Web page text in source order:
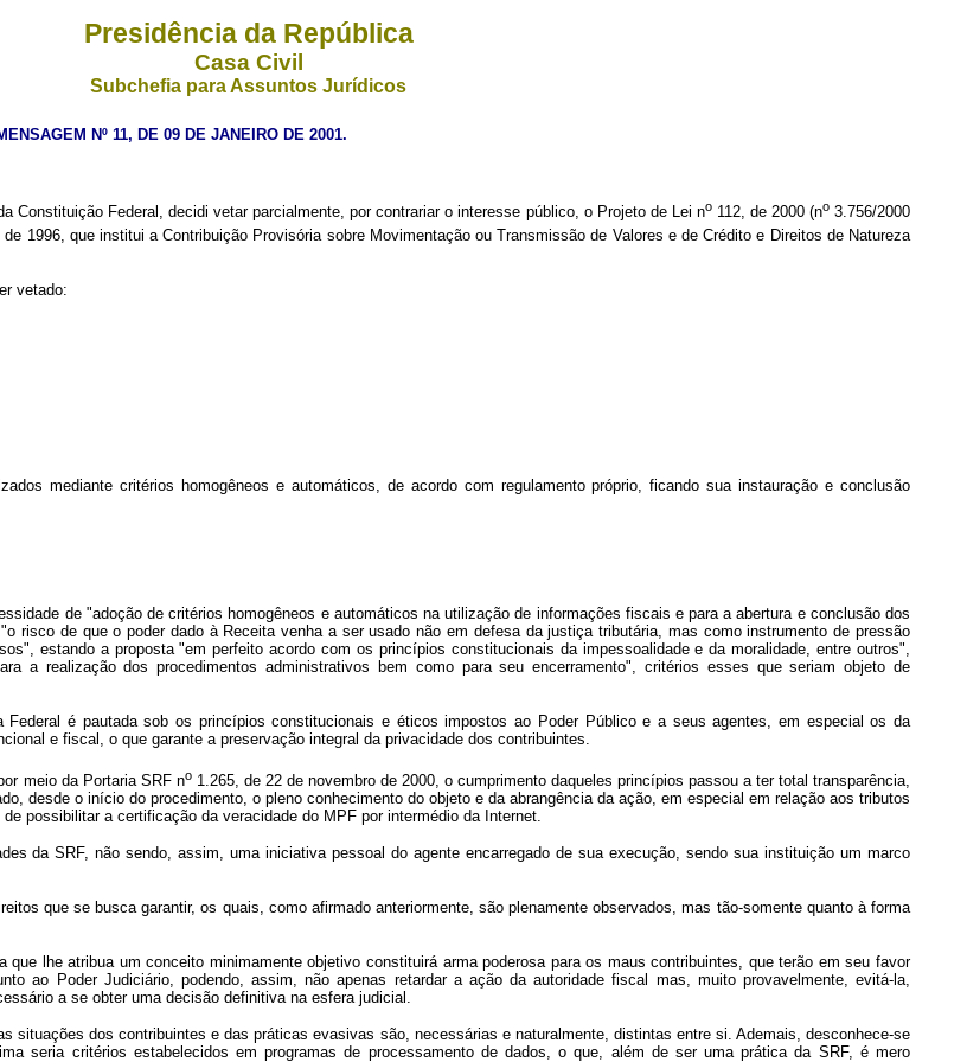
Presidência da República
Casa Civil
Subchefia para Assuntos Jurídicos
Nº 11, DE 09 DE JANEIRO DE 2001.
Constituição Federal, decidi vetar parcialmente, por contrariar o interesse público, o Projeto de Lei no112, de 2000 (no3.756/2000
1996, que institui a Contribuição Provisória sobre Movimentação ou Transmissão de Valores e de Crédito e Direitos de Natureza
vetado:
mediante critérios homogêneos e automáticos, de acordo com regulamento próprio, ficando sua instauração e conclusão
de "adoção de critérios homogêneos e automáticos na utilização de informações fiscais e para a abertura e conclusão dos
risco de que o poder dado à Receita venha a ser usado não em defesa da justiça tributária, mas como instrumento de pressão
estando a proposta "em perfeito acordo com os princípios constitucionais da impessoalidade e da moralidade, entre outros",
a realização dos procedimentos administrativos bem como para seu encerramento", critérios esses que seriam objeto de
é pautada sob os princípios constitucionais e éticos impostos ao Poder Público e a seus agentes, em especial os da
e fiscal, o que garante a preservação integral da privacidade dos contribuintes.
meio da Portaria SRF no1.265, de 22 de novembro de 2000, o cumprimento daqueles princípios passou a ter total transparência,
desde o início do procedimento, o pleno conhecimento do objeto e da abrangência da ação, em especial em relação aos tributos
possibilitar a certificação da veracidade do MPF por intermédio da Internet.
SRF, não sendo, assim, uma iniciativa pessoal do agente encarregado de sua execução, sendo sua instituição um marco
que se busca garantir, os quais, como afirmado anteriormente, são plenamente observados, mas tão-somente quanto à forma
lhe atribua um conceito minimamente objetivo constituirá arma poderosa para os maus contribuintes, que terão em seu favor
ao Poder Judiciário, podendo, assim, não apenas retardar a ação da autoridade fiscal mas, muito provavelmente, evitá-la,
a se obter uma decisão definitiva na esfera judicial.
dos contribuintes e das práticas evasivas são, necessárias e naturalmente, distintas entre si. Ademais, desconhece-se
seria critérios estabelecidos em programas de processamento de dados, o que, além de ser uma prática da SRF, é mero